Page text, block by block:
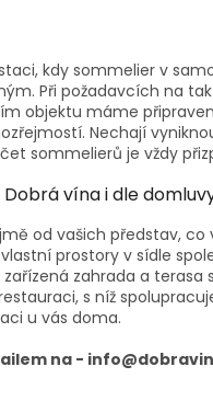
kdy sommelier v
Při požadavcích na
objektu máme
Nechají
sommelierů je vždy
vína i dle
od vašich představ,
prostory v sídle
zahrada a
s níž
u vás doma.
na -